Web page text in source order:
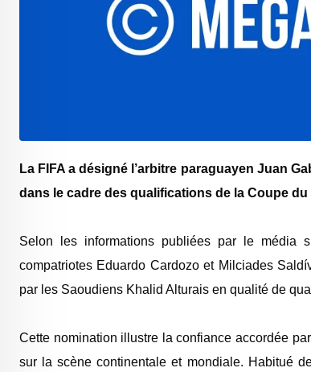
La FIFA a désigné l’arbitre paraguayen Juan
dans le cadre des qualifications de la Coupe du
‎Selon les informations publiées par le média
compatriotes Eduardo Cardozo et Milciades
par les Saoudiens Khalid Alturais en qualité de
‎Cette nomination illustre la confiance accordée
sur la scène continentale et mondiale. Habitué